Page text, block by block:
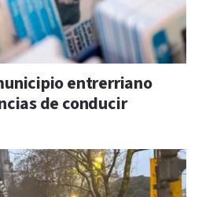
entrerriano
de conducir